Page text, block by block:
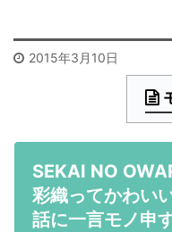
2015年3月10日
SEKAI NO
彩織ってかわい
話に一言モノ申す